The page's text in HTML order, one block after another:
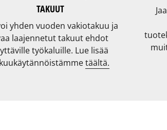
TAKUUT
yhden vuoden vakiotakuu ja
laajennetut takuut ehdot
työkaluille. Lue lisää
täältä.